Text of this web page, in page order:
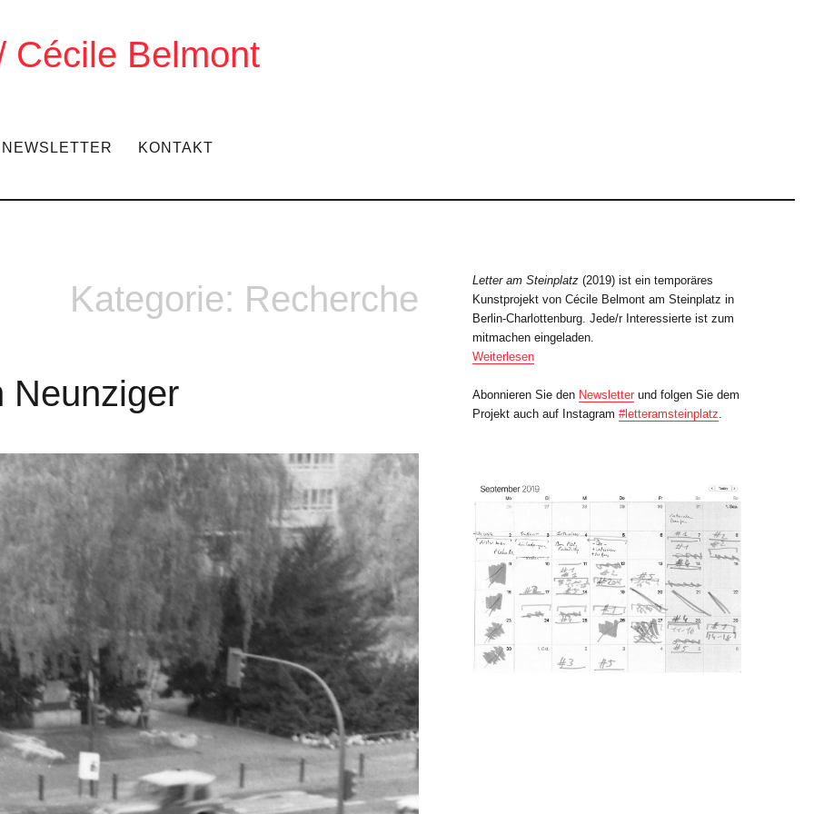
Cécile Belmont
NEWSLETTER KONTAKT
Kategorie: Recherche
Neunziger
Letter am Steinplatz (2019) ist ein temporäres
Kunstprojekt von Cécile Belmont am Steinplatz in
Berlin-Charlottenburg. Jede/r Interessierte ist zum
mitmachen eingeladen.
Weiterlesen
Abonnieren Sie den Newsletterund folgen Sie dem
Projekt auch auf Instagram #letteramsteinplatz.